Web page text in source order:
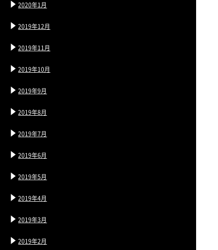
2020年1月
2019年12月
2019年11月
2019年10月
2019年9月
2019年8月
2019年7月
2019年6月
2019年5月
2019年4月
2019年3月
2019年2月